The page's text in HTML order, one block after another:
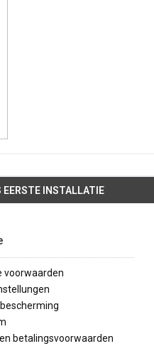
EERSTE INSTALLATIE
voorwaarden
betalingsvoorwaarden